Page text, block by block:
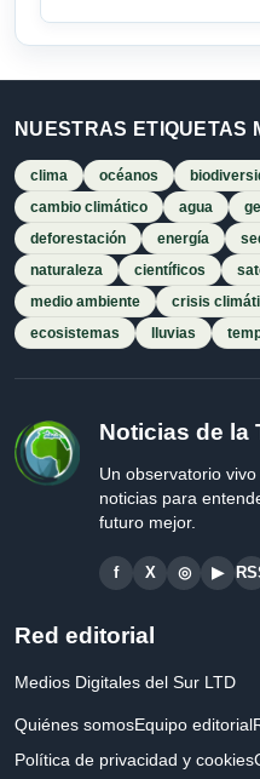
NUESTRAS ETIQUETAS
clima océanos
cambio climático
agua
deforestación
energía
naturaleza
científicos
medio ambiente
crisis
ecosistemas
lluvias
Noticias de la
Un observatorio
noticias para
futuro mejor.
f X ◎ ▶
Red editorial
Medios Digitales del Sur LTD
Quiénes somosEquipo editorial
Política de privacidad y cookies